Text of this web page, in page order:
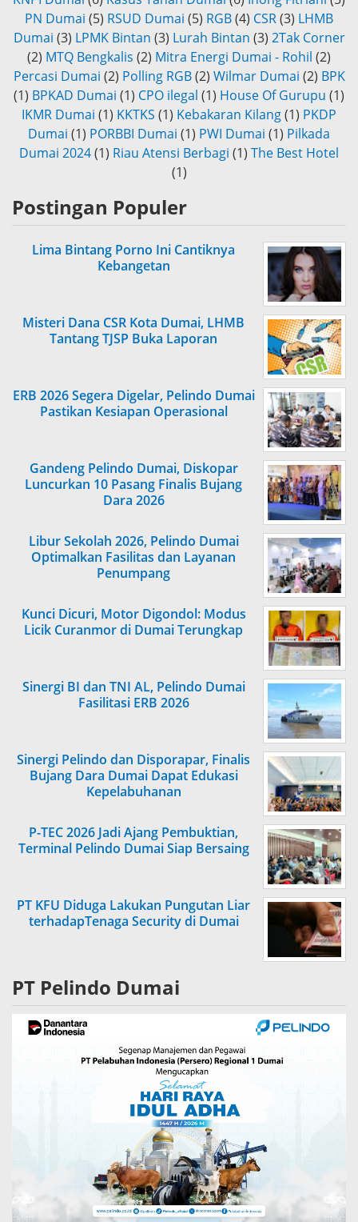
PN Dumai (5) RSUD Dumai (5) RGB(4) CSR(3) LHMB
Dumai (3) LPMK Bintan (3) Lurah Bintan (3) 2Tak Corner
(2) MTQ Bengkalis (2) Mitra Energi Dumai - Rohil (2)
Percasi Dumai (2) Polling RGB (2) Wilmar Dumai (2) BPK
(1) BPKAD Dumai (1) CPO ilegal (1) House Of Gurupu (1)
IKMR Dumai (1) KKTKS (1) Kebakaran Kilang(1) PKDP
Dumai (1) PORBBI Dumai (1) PWI Dumai (1) Pilkada
Dumai 2024(1) Riau Atensi Berbagi (1) The Best Hotel
(1)
Postingan Populer
Lima Bintang Porno Ini Cantiknya
Kebangetan
Misteri Dana CSR Kota Dumai, LHMB
Tantang TJSP Buka Laporan
ERB 2026 Segera Digelar, Pelindo Dumai
Pastikan Kesiapan Operasional
Gandeng Pelindo Dumai, Diskopar
Luncurkan 10 Pasang Finalis Bujang
Dara 2026
Libur Sekolah 2026, Pelindo Dumai
Optimalkan Fasilitas dan Layanan
Penumpang
Kunci Dicuri, Motor Digondol: Modus
Licik Curanmor di Dumai Terungkap
Sinergi BI dan TNI AL, Pelindo Dumai
Fasilitasi ERB 2026
Sinergi Pelindo dan Disporapar, Finalis
Bujang Dara Dumai Dapat Edukasi
Kepelabuhanan
P-TEC 2026 Jadi Ajang Pembuktian,
Terminal Pelindo Dumai Siap Bersaing
PT KFU Diduga Lakukan Pungutan Liar
terhadapTenaga Security di Dumai
PT Pelindo Dumai